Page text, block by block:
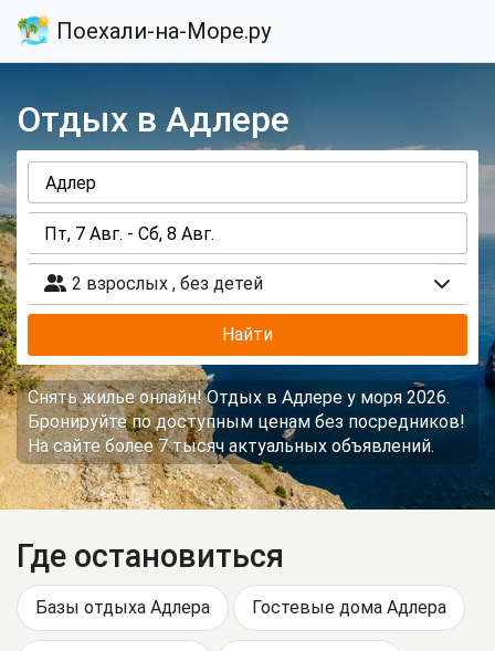
Поехали-на-Море.ру
Отдых в Адлере
2 взрослых , без детей
Найти
Снять жилье онлайн! Отдых в Адлере у моря 2026.
Бронируйте по доступным ценам без посредников!
На сайте более 7 тысяч актуальных объявлений.
Где остановиться
Базы отдыха Адлера Гостевые дома Адлера